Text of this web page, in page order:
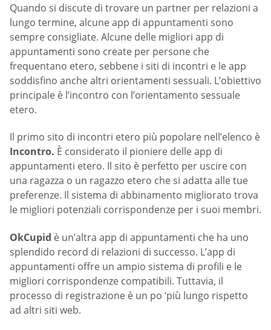
Quando si discute di trovare un partner per relazioni a
lungo termine, alcune app di appuntamenti sono
sempre consigliate. Alcune delle migliori app di
appuntamenti sono create per persone che
frequentano etero, sebbene i siti di incontri e le app
soddisfino anche altri orientamenti sessuali. L’obiettivo
principale è l’incontro con l’orientamento sessuale
etero.
Il primo sito di incontri etero più popolare nell’elenco è
Incontro. È considerato il pioniere delle app di
appuntamenti etero. Il sito è perfetto per uscire con
una ragazza o un ragazzo etero che si adatta alle tue
preferenze. Il sistema di abbinamento migliorato trova
le migliori potenziali corrispondenze per i suoi membri.
OkCupid è un’altra app di appuntamenti che ha uno
splendido record di relazioni di successo. L’app di
appuntamenti offre un ampio sistema di profili e le
migliori corrispondenze compatibili. Tuttavia, il
processo di registrazione è un po ‘più lungo rispetto
ad altri siti web.